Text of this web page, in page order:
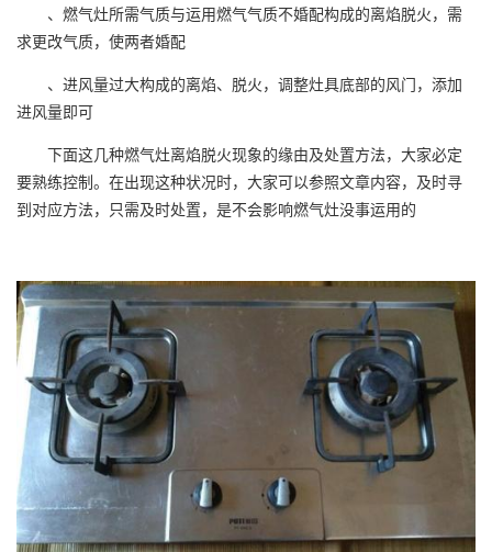
、燃气灶所需气质与运用燃气气质不婚配构成的离焰脱火，需
求更改气质，使两者婚配
、进风量过大构成的离焰、脱火，调整灶具底部的风门，添加
进风量即可
下面这几种燃气灶离焰脱火现象的缘由及处置方法，大家必定
要熟练控制。在出现这种状况时，大家可以参照文章内容，及时寻
到对应方法，只需及时处置，是不会影响燃气灶没事运用的